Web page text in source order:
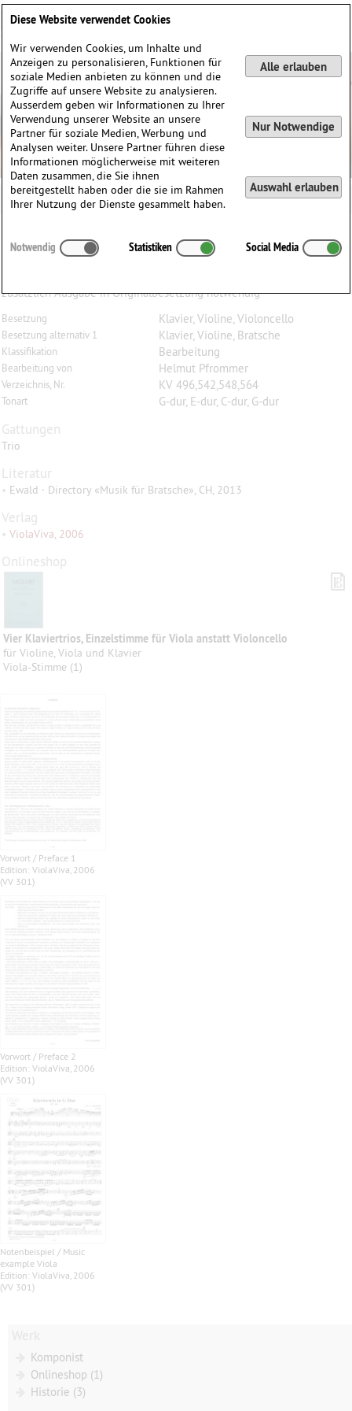
4 Klaviertrios, KV 496, 542, 548, 564, Einzelstimme
zusätzlich Ausgabe in Originalbesetzung notwendig
Besetzung Klavier, Violine, Violoncello
Besetzung alternativ 1 Klavier, Violine, Bratsche
Klassifikation Bearbeitung
Bearbeitung von Helmut Pfrommer
Verzeichnis, Nr. KV 496,542,548,564
Tonart G-dur, E-dur, C-dur, G-dur
Gattungen
Trio
Literatur
• Ewald · Directory «Musik für Bratsche», CH, 2013
Verlag
• ViolaViva, 2006
Onlineshop
Vier Klaviertrios, Einzelstimme für Viola anstatt Violoncello
für Violine, Viola und Klavier
Viola-Stimme (1)
Vorwort / Preface 1
Edition: ViolaViva, 2006
(VV 301)
Vorwort / Preface 2
Edition: ViolaViva, 2006
(VV 301)
Notenbeispiel / Music
example Viola
Edition: ViolaViva, 2006
(VV 301)
Komponist
Onlineshop (1)
Historie (3)
Diese Website verwendet Cookies
Wir verwenden Cookies, um Inhalte und
Anzeigen zu personalisieren, Funktionen für
soziale Medien anbieten zu können und die
Zugriffe auf unsere Website zu analysieren.
Ausserdem geben wir Informationen zu Ihrer
Verwendung unserer Website an unsere
Partner für soziale Medien, Werbung und
Analysen weiter. Unsere Partner führen diese
Informationen möglicherweise mit weiteren
Daten zusammen, die Sie ihnen
bereitgestellt haben oder die sie im Rahmen
Ihrer Nutzung der Dienste gesammelt haben.
Alle erlauben
Nur Notwendige
Auswahl erlauben
Notwendig Statistiken Social Media